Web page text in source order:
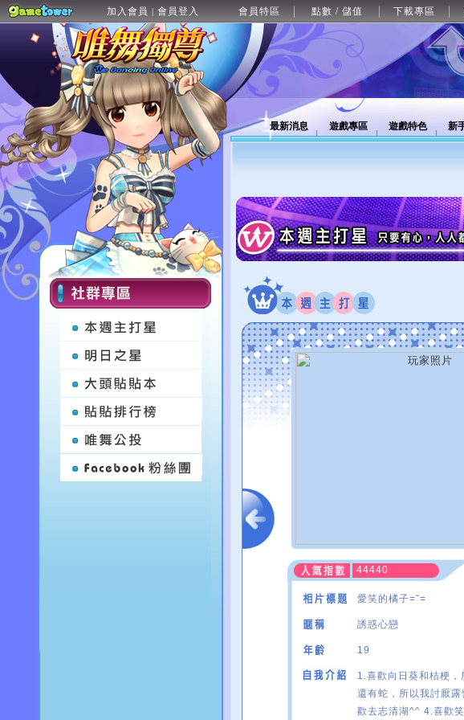
加入會員 | 會員登入 會員特區 點數 / 儲值 下載專區
最新消息 遊戲專區 遊戲特色 新
44440
愛笑的橘子=ˇ=
誘惑心戀
19
1.喜歡向日葵和桔梗
還有蛇，所以我討厭
歡去志清湖^^ 4.喜歡